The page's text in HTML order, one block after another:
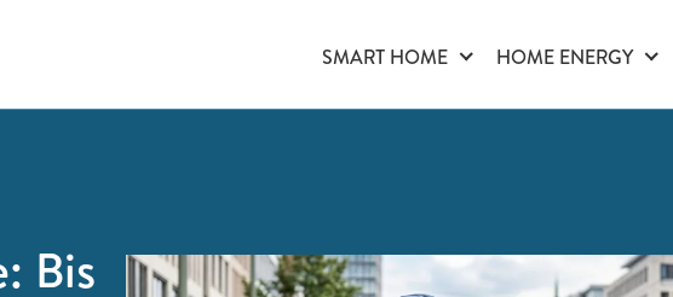
SMART HOME HOME ENERGY
Bis